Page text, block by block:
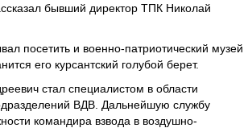
бывший директор ТПК Николай
посетить и военно-патриотический музей
его курсантский голубой берет.
стал специалистом в области
ВДВ. Дальнейшую службу
командира взвода в воздушно-